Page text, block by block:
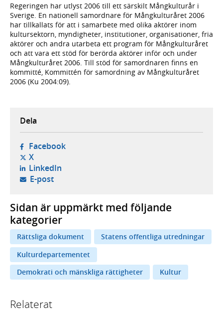
Regeringen har utlyst 2006 till ett särskilt Mångkulturår i
Sverige. En nationell samordnare för Mångkulturåret 2006
har tillkallats för att i samarbete med olika aktörer inom
kultursektorn, myndigheter, institutioner, organisationer, fria
aktörer och andra utarbeta ett program för Mångkulturåret
och att vara ett stöd för berörda aktörer inför och under
Mångkulturåret 2006. Till stöd för samordnaren finns en
kommitté, Kommittén för samordning av Mångkulturåret
2006 (Ku 2004:09).
Dela
Facebook- öppnas i ny flik, extern webbplats,
X- öppnas i ny flik, extern webbplats,
LinkedIn- öppnas i ny flik, extern webbplats,
E-post- öppnar din e-postklient,
Sidan är uppmärkt med följande
kategorier
Rättsliga dokument
Statens offentliga utredningar
Kulturdepartementet
Demokrati och mänskliga rättigheter
Kultur
Relaterat